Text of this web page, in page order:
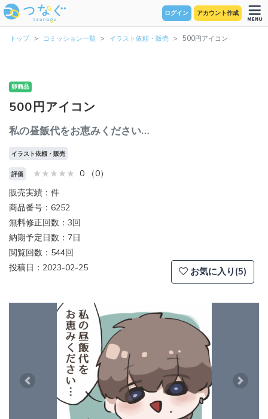
ログイン アカウント作成
トップ コミッション一覧 イラスト依頼・販売 500円アイコン
卵商品
500円アイコン
私の昼飯代をお恵みください…
イラスト依頼・販売
評価
0 （0）
販売実績：件
商品番号：6252
無料修正回数：3回
納期予定日数：7日
閲覧回数：544回
投稿日：2023-02-25
お気に入り(5)
Previous Next